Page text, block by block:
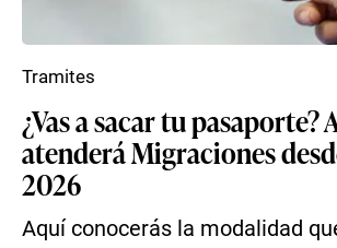
¿Vas a sacar tu pasaporte?
atenderá Migraciones
2026
Aquí conocerás la modalidad
Tramites